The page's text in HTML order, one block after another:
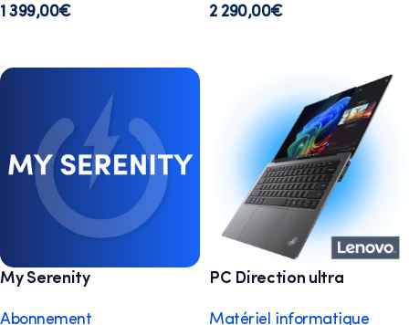
1 399,00€ 2 290,00€
My Serenity
Abonnement
PC Direction ultra
Matériel informatique